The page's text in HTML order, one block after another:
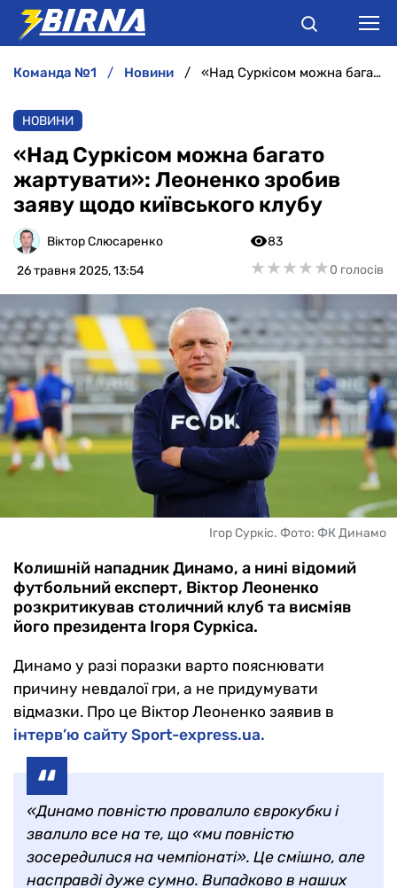
АНАЛІТИКА
ІНТЕРВ'Ю
РІЗНЕ
БУКМЕКЕРИ
команда №1 новини «Над Суркісом можна багато жартувати»: Леоненко зробив заяву щодо київського клубу
НОВИНИ
«Над Суркісом можна багато
жартувати»: Леоненко зробив
заяву щодо київського клубу
Віктор Слюсаренко
26 травня 2025, 13:54
83
★★★★★
★★★★★0 голосів
Ігор Суркіс. Фото: ФК Динамо
Колишній нападник Динамо, а нині відомий
футбольний експерт, Віктор Леоненко
розкритикував столичний клуб та висміяв
його президента Ігоря Суркіса.
Динамо у разі поразки варто пояснювати
причину невдалої гри, а не придумувати
відмазки. Про це Віктор Леоненко заявив в
інтерв’ю сайту Sport-express.ua.
«Динамо повністю провалило єврокубки і
звалило все на те, що «ми повністю
зосередилися на чемпіонаті». Це смішно, але
насправді дуже сумно. Випадково в наших